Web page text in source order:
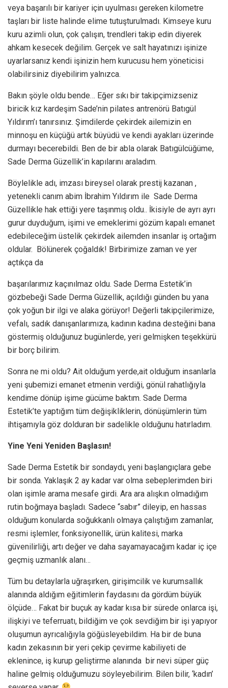
veya başarılı bir kariyer için uyulması gereken kilometre
taşları bir liste halinde elime tutuşturulmadı. Kimseye kuru
kuru azimli olun, çok çalışın, trendleri takip edin diyerek
ahkam kesecek değilim. Gerçek ve salt hayatınızı işinize
uyarlarsanız kendi işinizin hem kurucusu hem yöneticisi
olabilirsiniz diyebilirim yalnızca.
Bakın şöyle oldu bende… Eğer sıkı bir takipçimizseniz
biricik kız kardeşim Sade’nin pilates antrenörü Batıgül
Yıldırım’ı tanırsınız. Şimdilerde çekirdek ailemizin en
minnoşu en küçüğü artık büyüdü ve kendi ayakları üzerinde
durmayı becerebildi. Ben de bir abla olarak Batıgülcüğüme,
Sade Derma Güzellik’in kapılarını araladım.
Böylelikle adı, imzası bireysel olarak prestij kazanan ,
yetenekli canım abim İbrahim Yıldırım ile Sade Derma
Güzellikle hak ettiği yere taşınmış oldu.. İkisiyle de ayrı ayrı
gurur duyduğum, işimi ve emeklerimi gözüm kapalı emanet
edebileceğim üstelik çekirdek ailemden insanlar iş ortağım
oldular. Bölünerek çoğaldık! Birbirimize zaman ve yer
açtıkça da
başarılarımız kaçınılmaz oldu. Sade Derma Estetik’in
gözbebeği Sade Derma Güzellik, açıldığı günden bu yana
çok yoğun bir ilgi ve alaka görüyor! Değerli takipçilerimize,
vefalı, sadık danışanlarımıza, kadının kadına desteğini bana
göstermiş olduğunuz bugünlerde, yeri gelmişken teşekkürü
bir borç bilirim.
Sonra ne mi oldu? Ait olduğum yerde,ait olduğum insanlarla
yeni şubemizi emanet etmenin verdiği, gönül rahatlığıyla
kendime dönüp işime gücüme baktım. Sade Derma
Estetik’te yaptığım tüm değişikliklerin, dönüşümlerin tüm
ihtişamıyla göz dolduran bir sadelikle olduğunu hatırladım.
Yine Yeni Yeniden Başlasın!
Sade Derma Estetik bir sondaydı, yeni başlangıçlara gebe
bir sonda. Yaklaşık 2 ay kadar var olma sebeplerimden biri
olan işimle arama mesafe girdi. Ara ara alışkın olmadığım
rutin boğmaya başladı. Sadece “sabır” dileyip, en hassas
olduğum konularda soğukkanlı olmaya çalıştığım zamanlar,
resmi işlemler, fonksiyonellik, ürün kalitesi, marka
güvenilirliği, artı değer ve daha sayamayacağım kadar iç içe
geçmiş uzmanlık alanı…
Tüm bu detaylarla uğraşırken, girişimcilik ve kurumsallık
alanında aldığım eğitimlerin faydasını da gördüm büyük
ölçüde… Fakat bir buçuk ay kadar kısa bir sürede onlarca işi,
ilişkiyi ve teferruatı, bildiğim ve çok sevdiğim bir işi yapıyor
oluşumun ayrıcalığıyla göğüsleyebildim. Ha bir de buna
kadın zekasının bir yeri çekip çevirme kabiliyeti de
eklenince, iş kurup geliştirme alanında bir nevi süper güç
haline gelmiş olduğumuzu söyleyebilirim. Bilen bilir, ‘kadın’